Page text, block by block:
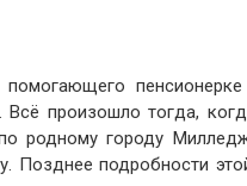
Всё произошло тогда,
родному городу
Позднее подробности